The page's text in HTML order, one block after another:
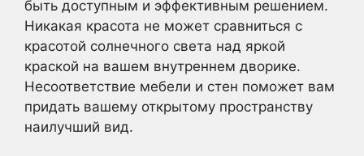
быть доступным и эффективным решением.
Никакая красота не может сравниться с
красотой солнечного света над яркой
краской на вашем внутреннем дворике.
Несоответствие мебели и стен поможет вам
придать вашему открытому пространству
наилучший вид.